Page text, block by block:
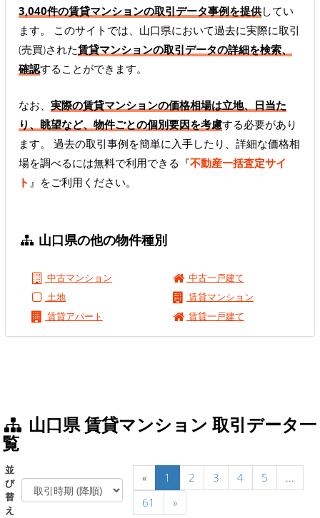
3,040件の賃貸マンションの取引データ事例を提供してい
ます。 このサイトでは、山口県において過去に実際に取引
(売買)された賃貸マンションの取引データの詳細を検索、
確認することができます。
なお、 実際の賃貸マンションの価格相場は立地、日当た
り、眺望など、物件ごとの個別要因を考慮する必要があり
ます。 過去の取引事例を簡単に入手したり、詳細な価格相
場を調べるには無料で利用できる『不動産一括査定サイ
ト 』をご利用ください。
山口県の他の物件種別
中古マンション
中古一戸建て
土地
賃貸マンション
賃貸アパート
賃貸一戸建て
山口県 賃貸マンション 取引データ一
覧
並
び
替
え
« 1 2 3 4 5
...
61
»